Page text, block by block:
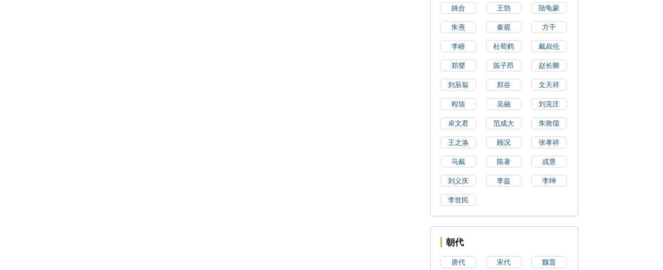
姚合 王勃 陆龟蒙
朱熹 秦观 方干
李峤 杜荀鹤 戴叔伦
郑燮 陈子昂 赵长卿
刘辰翁 郑谷 文天祥
程垓 吴融 刘克庄
卓文君 范成大 朱敦儒
王之涣 顾况 张孝祥
马戴 陈著 戎昱
刘义庆 李益 李绅
李世民
朝代
唐代 宋代 魏晋